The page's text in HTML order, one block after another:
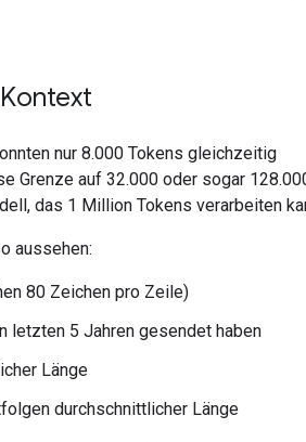
nur 8.000 Tokens gleichzeitig
Grenze auf 32.000 oder sogar
das 1 Million Tokens verarbeiten
aussehen:
80 Zeichen pro Zeile)
letzten 5 Jahren gesendet haben
Länge
durchschnittlicher Länge